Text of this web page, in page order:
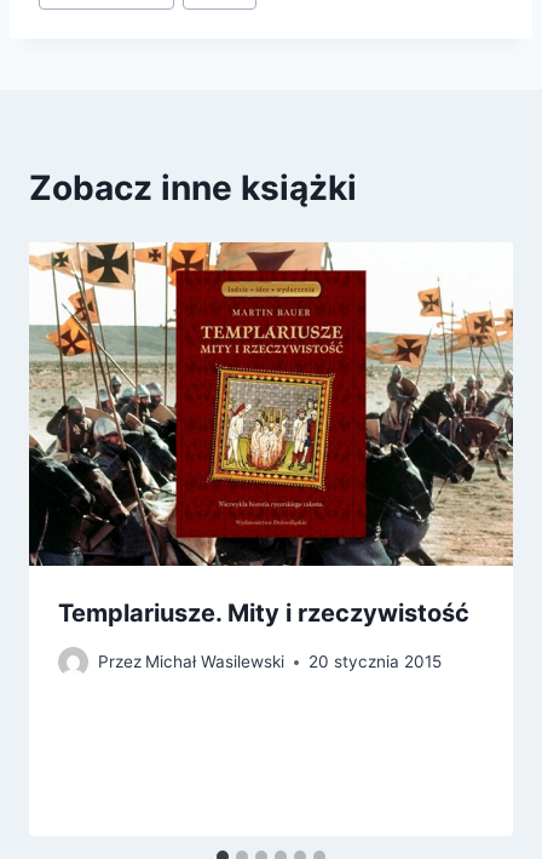
Zobacz inne książki
Templariusze. Mity i rzeczywistość
Przez Michał Wasilewski 20 stycznia 2015